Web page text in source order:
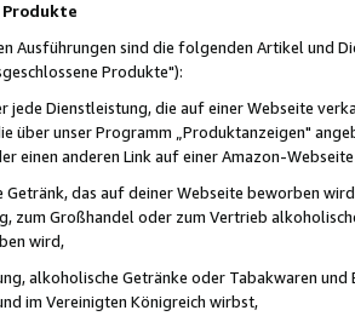
Produkte
Ausführungen sind die folgenden Artikel und
Produkte"):
jede Dienstleistung, die auf einer Webseite
über unser Programm „Produktanzeigen"
einen anderen Link auf einer Amazon-
Getränk, das auf deiner Webseite beworben
zum Großhandel oder zum Vertrieb
wird,
alkoholische Getränke oder Tabakwaren
im Vereinigten Königreich wirbst,